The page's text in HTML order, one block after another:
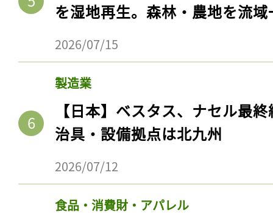
を湿地再生。森林・農地を流
2026/07/15
製造業
【日本】ベスタス、ナセル最
治具・設備拠点は北九州
2026/07/12
食品・消費財・アパレル